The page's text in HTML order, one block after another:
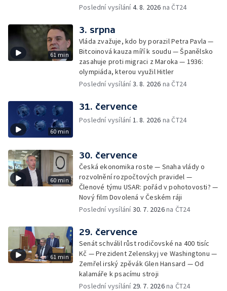
Poslední vysílání4. 8. 2026 na ČT24
61 min
3. srpna
Vláda zvažuje, kdo by porazil Petra Pavla —
Bitcoinová kauza míří k soudu — Španělsko
zasahuje proti migraci z Maroka — 1936:
olympiáda, kterou využil Hitler
Poslední vysílání3. 8. 2026 na ČT24
60 min
31. července
Poslední vysílání1. 8. 2026 na ČT24
60 min
30. července
Česká ekonomika roste — Snaha vlády o
rozvolnění rozpočtových pravidel —
Členové týmu USAR: pořád v pohotovosti? —
Nový film Dovolená v Českém ráji
Poslední vysílání30. 7. 2026na ČT24
61 min
29. července
Senát schválil růst rodičovské na 400 tisíc
Kč — Prezident Zelenskyj ve Washingtonu —
Zemřel irský zpěvák Glen Hansard — Od
kalamáře k psacímu stroji
Poslední vysílání 29. 7. 2026na ČT24